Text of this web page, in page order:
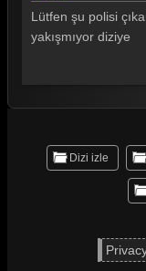
Lütfen şu polisi
yakışmıyor diziye
Dizi izle